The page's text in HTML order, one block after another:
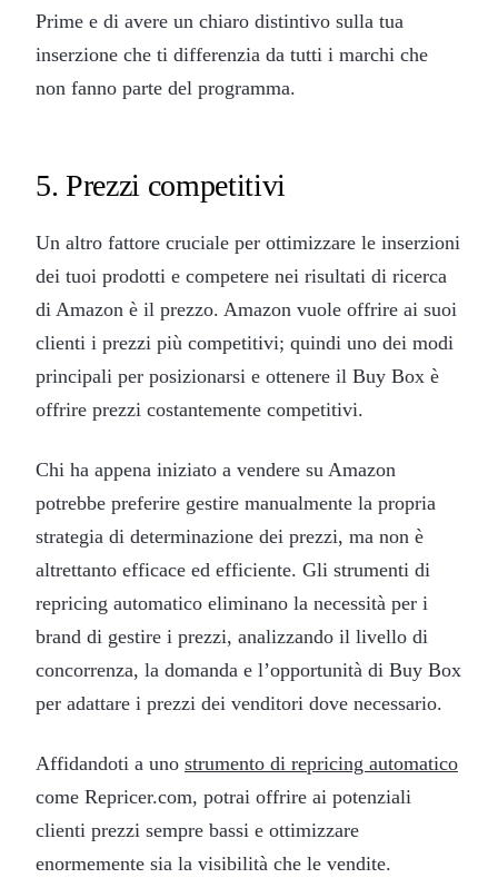
Prime e di avere un chiaro distintivo sulla tua
inserzione che ti differenzia da tutti i marchi che
non fanno parte del programma.
5. Prezzi competitivi
Un altro fattore cruciale per ottimizzare le inserzioni
dei tuoi prodotti e competere nei risultati di ricerca
di Amazon è il prezzo. Amazon vuole offrire ai suoi
clienti i prezzi più competitivi; quindi uno dei modi
principali per posizionarsi e ottenere il Buy Box è
offrire prezzi costantemente competitivi.
Chi ha appena iniziato a vendere su Amazon
potrebbe preferire gestire manualmente la propria
strategia di determinazione dei prezzi, ma non è
altrettanto efficace ed efficiente. Gli strumenti di
repricing automatico eliminano la necessità per i
brand di gestire i prezzi, analizzando il livello di
concorrenza, la domanda e l’opportunità di Buy Box
per adattare i prezzi dei venditori dove necessario.
Affidandoti a uno strumento di repricing automatico
come Repricer.com, potrai offrire ai potenziali
clienti prezzi sempre bassi e ottimizzare
enormemente sia la visibilità che le vendite.